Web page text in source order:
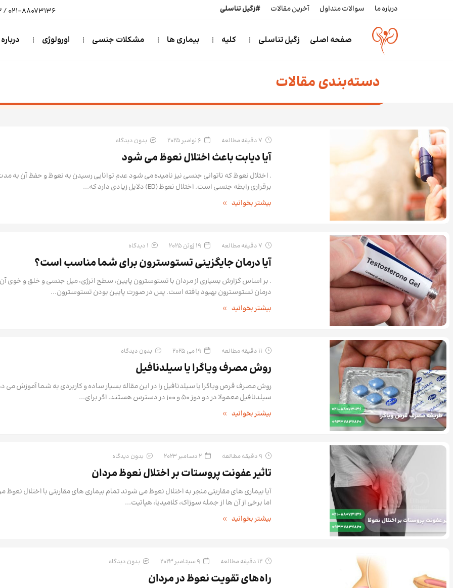
درباره ما سوالات متداول آخرین مقالات #زگیل تناسلی
صفحه اصلی زگیل تناسلی کلیه بیماری ها مشکلات جنسی اورولوژی
دسته‌بندی مقالات
7 دقیقه مطالعه 6 نوامبر 2025 بدون دیدگاه
آیا دیابت باعث اختلال نعوظ می شود
. اختلال نعوظ که ناتوانی جنسی نیز نامیده می شود عدم توانایی رسیدن به نعوظ و حفظ آن به
برقراری رابطه جنسی است. اختلال نعوظ (ED) دلایل زیادی دارد که...
بیشتر بخوانید
7 دقیقه مطالعه 19 ژوئن 2025 1 دیدگاه
آیا درمان جایگزینی تستوسترون برای شما مناسب است؟
. بر اساس گزارش بسیاری از مردان با تستوسترون پایین، سطح انرژی، میل جنسی و خلق و خوی
درمان تستوسترون بهبود یافته است. پس در صورت پایین بودن تستوسترون...
بیشتر بخوانید
11 دقیقه مطالعه 19 می 2025 بدون دیدگاه
روش مصرف ویاگرا یا سیلدنافیل
روش مصرف قرص ویاگرا یا سیلدنافیل را در این مقاله بسیار ساده و کاربردی به شما آموزش می
سیلدنافیل معمولا در دو دوز 50 و 100 در دسترس هستند. اگر برای...
بیشتر بخوانید
9 دقیقه مطالعه 2 دسامبر 2023 بدون دیدگاه
تاثیر عفونت پروستات بر اختلال نعوظ مردان
آیا بیماری های مقاربتی منجر به اختلال نعوظ می شوند تمام بیماری های مقاربتی با اختلال نعوظ
اما برخی از آن ها از جمله سوزاک، کلامیدیا، هپاتیت...
بیشتر بخوانید
12 دقیقه مطالعه 9 سپتامبر 2023 بدون دیدگاه
راه‌های تقویت نعوظ در مردان